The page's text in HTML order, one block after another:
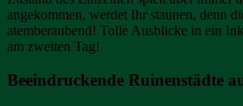
angekommen, werdet Ihr staunen, denn
atemberaubend! Tolle Ausblicke in ein
am zweiten Tag!
Beeindruckende Ruinenstädte